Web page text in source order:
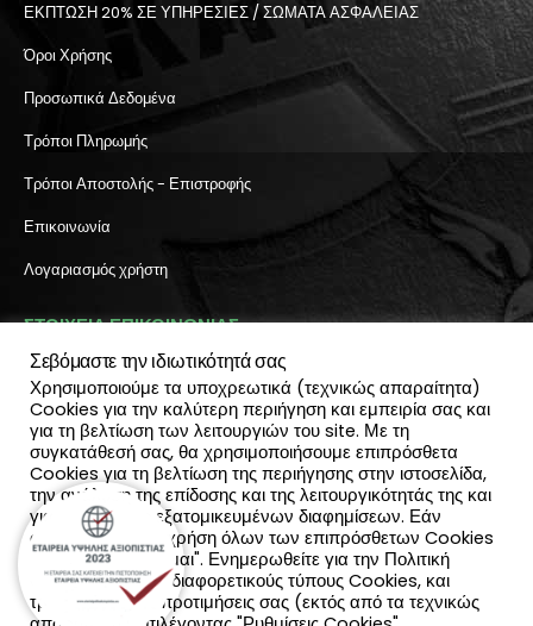
ΕΚΠΤΩΣΗ 20% ΣΕ ΥΠΗΡΕΣΙΕΣ / ΣΩΜΑΤΑ ΑΣΦΑΛΕΙΑΣ
Όροι Χρήσης
Προσωπικά Δεδομένα
Τρόποι Πληρωμής
Τρόποι Αποστολής - Επιστροφής
Επικοινωνία
Λογαριασμός χρήστη
ΣΤΟΙΧΕΙΑ ΕΠΙΚΟΙΝΩΝΙΑΣ
Διεύθυνση:
Πύλη Ιησού 6, Ηράκλειο Κρήτης
ΤΗΛΕΦΩΝΟ:
2810 300 657, 2810 390 668
(Viber & Watsapp): 6940812064
EMAIL:
info@katadromeasclub.gr
SOCIAL
Σεβόμαστε την ιδιωτικότητά σας
Χρησιμοποιούμε τα υποχρεωτικά (τεχνικώς απαραίτητα)
Cookies για την καλύτερη περιήγηση και εμπειρία σας και
για τη βελτίωση των λειτουργιών του site. Με τη
συγκατάθεσή σας, θα χρησιμοποιήσουμε επιπρόσθετα
Cookies για τη βελτίωση της περιήγησης στην ιστοσελίδα,
την ανάλυση της επίδοσης και της λειτουργικότητάς της και
για την παροχή εξατομικευμένων διαφημίσεων. Εάν
συμφωνείς με τη χρήση όλων των επιπρόσθετων Cookies
επίλεξε "Αποδέχομαι". Ενημερωθείτε για την Πολιτική
Cookies και τους διαφορετικούς τύπους Cookies, και
τροποποίησε τις προτιμήσεις σας (εκτός από τα τεχνικώς